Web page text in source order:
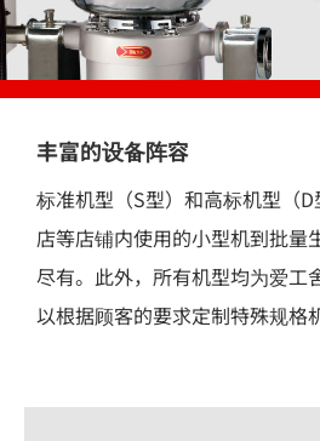
丰富的设备阵容
标准机型（S型）和高标机型（
店等店铺内使用的小型机到批量
尽有。此外，所有机型均为爱工
以根据顾客的要求定制特殊规格